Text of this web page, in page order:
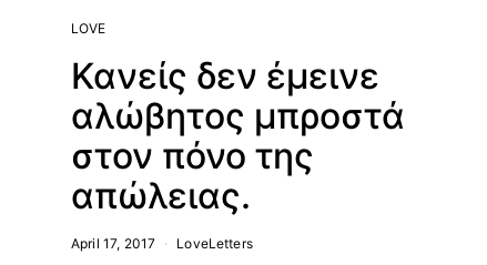
LOVE
Κανείς δεν έμεινε
αλώβητος μπροστά
στον πόνο της
απώλειας.
April 17, 2017 LoveLetters